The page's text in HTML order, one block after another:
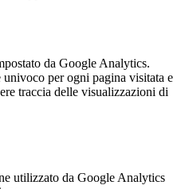
da Google Analytics.
per ogni pagina visitata e
traccia delle visualizzazioni di
utilizzato da Google Analytics